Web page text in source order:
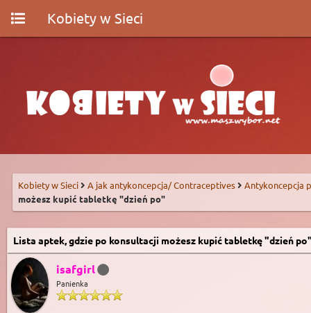
Kobiety w Sieci
Kobiety w Sieci A jak antykoncepcja/ Contraceptives
Antykoncepcja
możesz kupić tabletkę "dzień po"
Lista aptek, gdzie po konsultacji możesz kupić tabletkę "dzień
isafgirl
Panienka